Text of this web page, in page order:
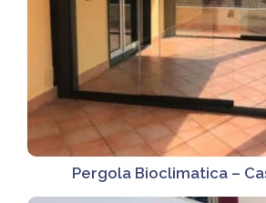
Pergola Bioclimatica –